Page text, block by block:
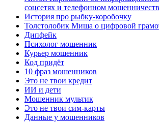
соцсетях и телефонном
История про рыбку-коробочку
Толстолобик Миша о цифровой
Дипфейк
Психолог мошенник
Курьер мошенник
Код придёт
10 фраз мошенников
Это не твои кредит
ИИ и дети
Мошенник мультик
Это не твои сим-карты
Данные у мошенников